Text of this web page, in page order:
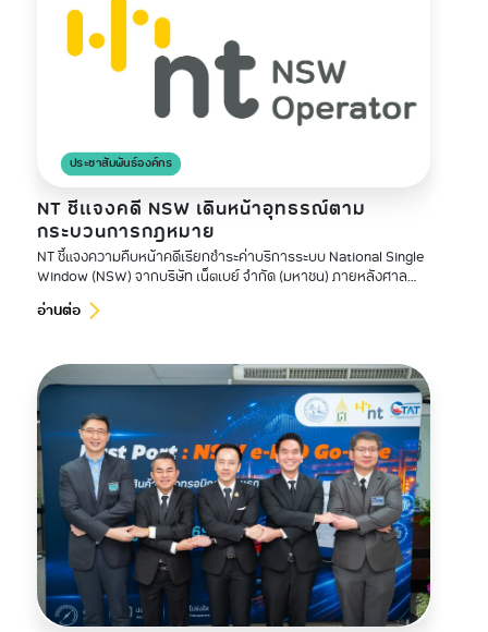
ประชาสัมพันธ์องค์กร
NT ชี้แจงคดี NSW เดินหน้าอุทธรณ์ตาม
กระบวนการกฎหมาย
NT ชี้แจงความคืบหน้าคดีเรียกชำระค่าบริการระบบ National Single
Window (NSW) จากบริษัท เน็ตเบย์ จำกัด (มหาชน) ภายหลังศาล
ปกครองกลางมีคำพิพากษายกฟ้อง
อ่านต่อ